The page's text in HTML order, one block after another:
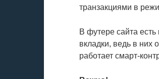
транзакциями в
В футере сайта
вкладки, ведь в них
работает смарт-